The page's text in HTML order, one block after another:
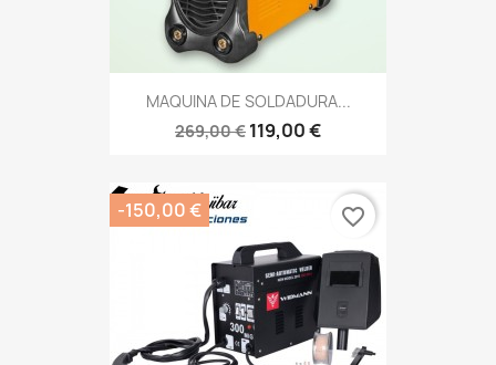
MAQUINA DE SOLDADURA...
269,00 € 119,00 €
-150,00 € favorite_border